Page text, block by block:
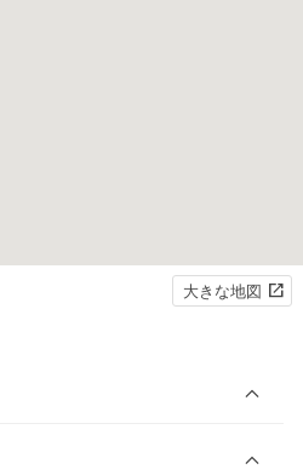
大きな地図